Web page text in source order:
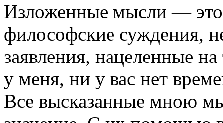
Изложенные мысли —
философские суждения,
заявления, нацеленные
у меня, ни у вас нет
Все высказанные мною